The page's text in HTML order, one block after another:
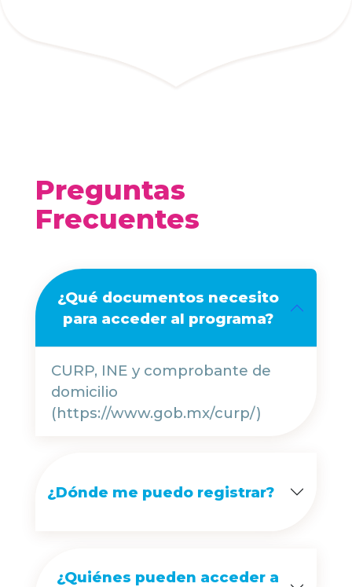
Preguntas
Frecuentes
¿Qué documentos necesito
para acceder al programa?
CURP, INE y comprobante de
domicilio
(https://www.gob.mx/curp/)
¿Dónde me puedo registrar?
¿Quiénes pueden acceder a